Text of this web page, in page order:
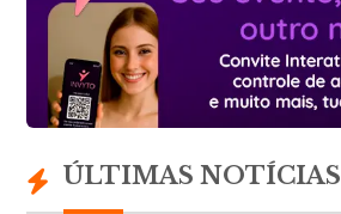
ÚLTIMAS NOTÍCIAS